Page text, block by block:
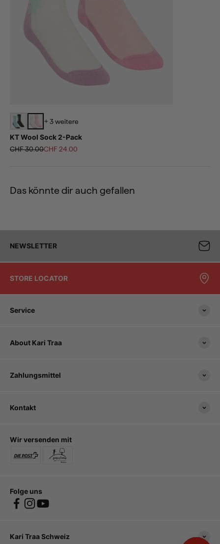
+ 3 weitere
KT Wool Sock 2-Pack
Regulärer Preis
CHF 30.00Angebot
CHF 24.00
Das könnte dir auch gefallen
NEWSLETTER
STORE LOCATOR
Service
About Kari Traa
Kontakt
Kari Traa Schweiz
Folge uns
Wir versenden mit
Zahlungsmittel